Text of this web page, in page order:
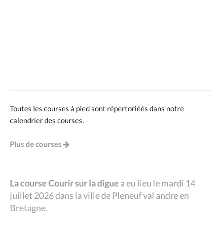
Toutes les courses à pied sont répertoriéés dans notre
calendrier des courses.
Plus de courses
La course Courir sur la digue a eu lieu le mardi 14
juillet 2026 dans la ville de Pleneuf val andre en
Bretagne.